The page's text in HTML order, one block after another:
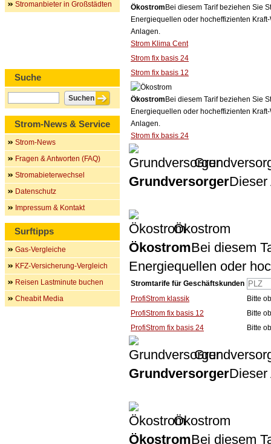
Ökostrom Bei diesem Tarif beziehen Sie
Energiequellen oder hocheffizienten
Anlagen.
Strom Klima Cent
Strom fix basis 24
Strom fix basis 12
Ökostrom Bei diesem Tarif beziehen Sie
Energiequellen oder hocheffizienten
Anlagen.
Strom fix basis 24
GrundversorgerDieser
Ökostrom
ÖkostromBei diesem
Energiequellen oder
Stromtarife für Geschäftskunden
ProfiStrom klassik
Bitte
ProfiStrom fix basis 12
Bitte
ProfiStrom fix basis 24
Bitte
GrundversorgerDieser
Ökostrom
ÖkostromBei diesem
Stromanbieter in Großstädten
Suche
Strom-News & Service
Strom-News
Fragen & Antworten (FAQ)
Stromabieterwechsel
Datenschutz
Impressum & Kontakt
Surftipps
Gas-Vergleiche
KFZ-Versicherung-Vergleich
Reisen Lastminute buchen
Cheabit Media